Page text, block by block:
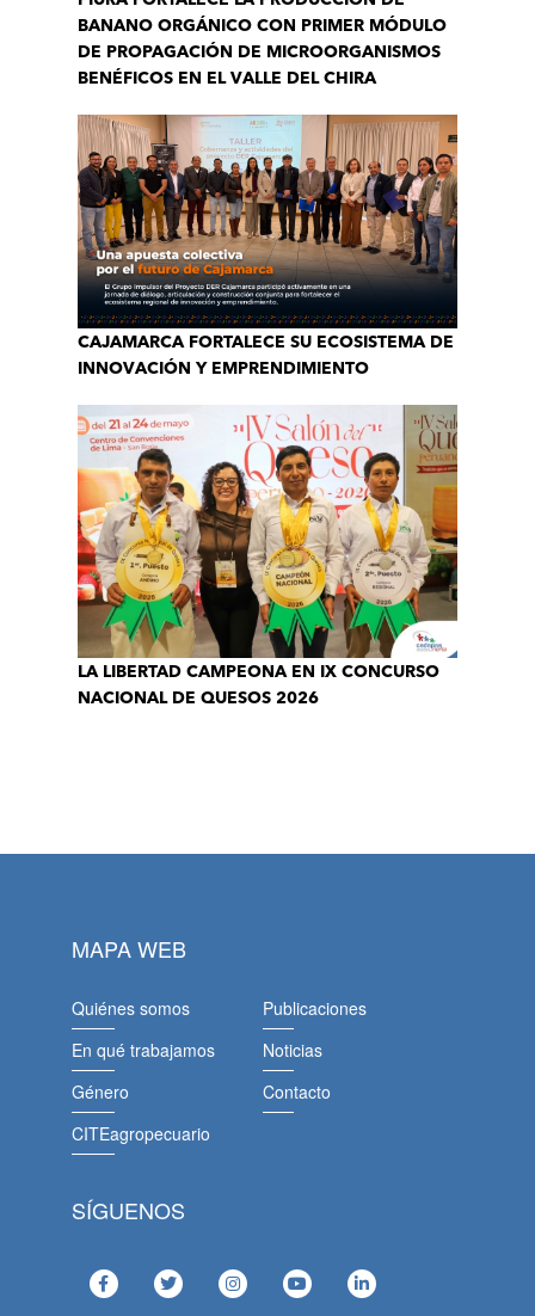
BANANO ORGÁNICO CON PRIMER MÓDULO
DE PROPAGACIÓN DE MICROORGANISMOS
BENÉFICOS EN EL VALLE DEL CHIRA
CAJAMARCA FORTALECE SU ECOSISTEMA DE
INNOVACIÓN Y EMPRENDIMIENTO
LA LIBERTAD CAMPEONA EN IX CONCURSO
NACIONAL DE QUESOS 2026
MAPA WEB
Quiénes somos
En qué trabajamos
Género
CITEagropecuario
Publicaciones
Noticias
Contacto
SÍGUENOS